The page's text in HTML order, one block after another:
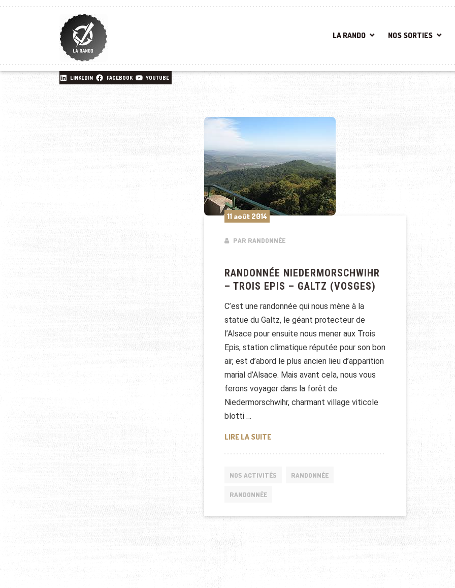
LA RANDO NOS SORTIES
LINKEDIN FACEBOOK YOUTUBE
11 août 2014
PAR RANDONNÉE
RANDONNÉE NIEDERMORSCHWIHR
– TROIS EPIS – GALTZ (VOSGES)
C’est une randonnée qui nous mène à la
statue du Galtz, le géant protecteur de
l’Alsace pour ensuite nous mener aux Trois
Epis, station climatique réputée pour son bon
air, est d’abord le plus ancien lieu d’apparition
marial d’Alsace. Mais avant cela, nous vous
ferons voyager dans la forêt de
Niedermorschwihr, charmant village viticole
blotti …
LIRE LA SUITERANDONNÉE NIEDERMORSCHWIHR – TROIS EPIS –
NOS ACTIVITÉS RANDONNÉE
RANDONNÉE